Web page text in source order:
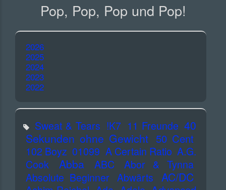
Pop, Pop, Pop und Pop!
2026
2025
2024
2023
2022
Sweat & Tears !K7 11 Freunde 40
Sekunden ohne Gewicht 50 Cent
102 Boyz 01099 A Certain Ratio A.G.
Cook
Abba ABC
Abor & Tynna
Absolute Beginner Abwärts AC/DC